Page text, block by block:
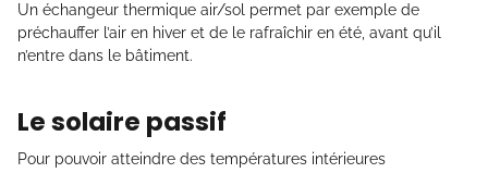
Un échangeur thermique air/sol permet par exemple de
préchauffer l’air en hiver et de le rafraîchir en été, avant qu’il
n’entre dans le bâtiment.
Le solaire passif
Pour pouvoir atteindre des températures intérieures